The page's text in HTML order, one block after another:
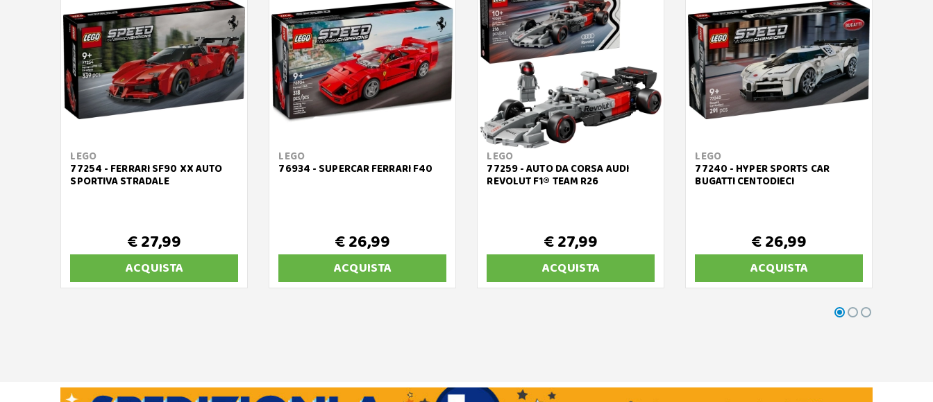
LEGO
77254 - FERRARI SF90 XX AUTO
SPORTIVA STRADALE
€ 27,99
ACQUISTA
LEGO
76934 - SUPERCAR FERRARI F40
€ 26,99
ACQUISTA
LEGO
77259 - AUTO DA CORSA AUDI
REVOLUT F1® TEAM R26
€ 27,99
ACQUISTA
LEGO
77240 - HYPER SPORTS CAR
BUGATTI CENTODIECI
€ 26,99
ACQUISTA